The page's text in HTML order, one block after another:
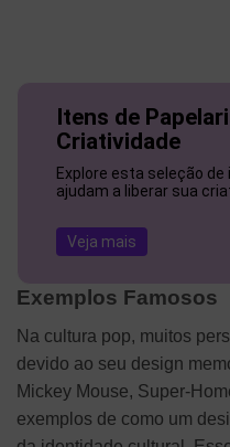
Itens de
Criatividade
Explore esta seleção
ajudam a liberar sua
Veja mais
Exemplos Famosos
Na cultura pop, muitos
devido ao seu design
Mickey Mouse, Super-
exemplos de como um